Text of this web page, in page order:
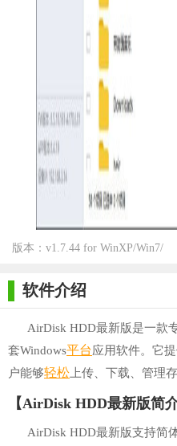
版本：v1.7.44 for WinXP/Win7/
软件介绍
AirDisk HDD最新版是一款
套Windows平台应用软件。它
户能够轻松 上传、下载、管理
【AirDisk HDD最新版简介
AirDisk HDD最新版支持简